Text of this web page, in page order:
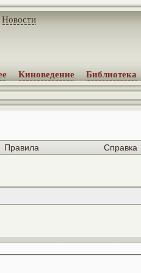
Новости
Киноведение Библиотека
Правила Справка